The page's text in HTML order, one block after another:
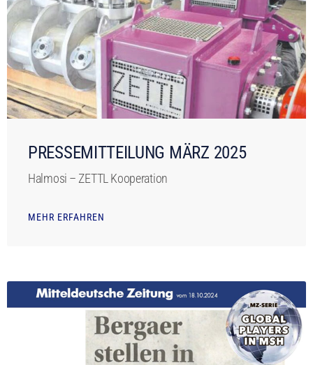
PRESSEMITTEILUNG MÄRZ 2025
Halmosi – ZETTL Kooperation
MEHR ERFAHREN